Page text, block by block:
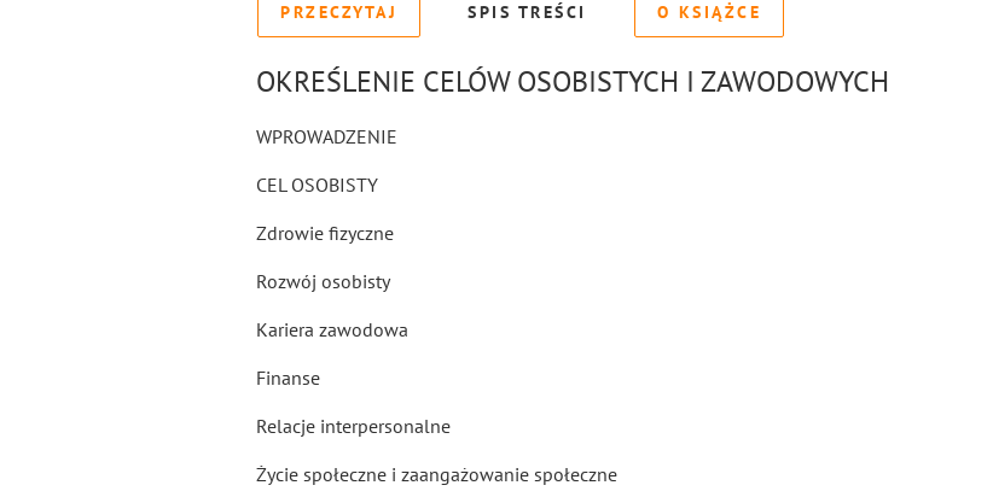
PRZECZYTAJ SPIS TREŚCI O KSIĄŻCE
OKREŚLENIE CELÓW OSOBISTYCH I ZAWODOWYCH
WPROWADZENIE
CEL OSOBISTY
Zdrowie fizyczne
Rozwój osobisty
Kariera zawodowa
Finanse
Relacje interpersonalne
Życie społeczne i zaangażowanie społeczne